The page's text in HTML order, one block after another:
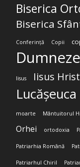
Biserica
Biserica
Conferință Copii
Iisus Iisus
Lucășeuca
moarte Mântuitorul
Orhei ortodoxia
Patriarhia Română
Patriarhul Chiril